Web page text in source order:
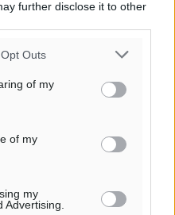
further disclose it to other
Outs
of my
of my
my
Advertising.